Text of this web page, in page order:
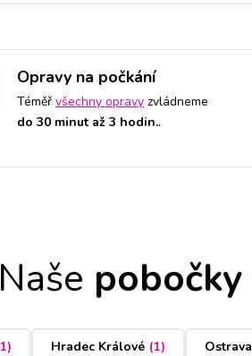
Opravy na počkání
Téměř všechny opravy zvládneme
do 30 minut až 3 hodin..
Naše pobočky
1) Hradec Králové (1) Ostrava